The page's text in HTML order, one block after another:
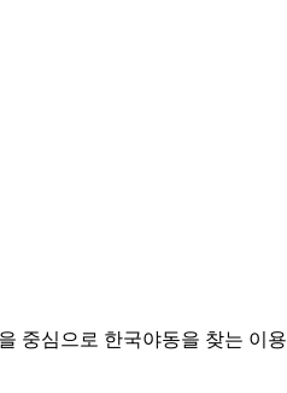
중심으로 한국야동을 찾는 이